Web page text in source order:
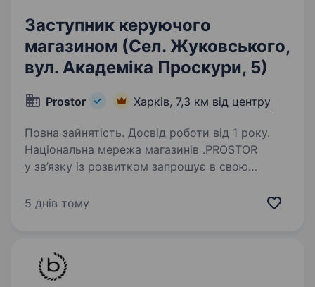
Заступник керуючого
магазином (Сел. Жуковського,
вул. Академіка Проскури, 5)
Prostor Харків, 7,3 км від центру
Повна зайнятість. Досвід роботи від 1 року.
Національна мережа магазинів .PROSTOR
у зв’язку із розвитком запрошує в свою
м. Харків (сел. Жуковського, вул. Ак. Проскури
5 днів тому